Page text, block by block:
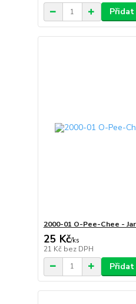
2000-01 O-Pee-Chee -
25 Kč/ks
21 Kč bez DPH